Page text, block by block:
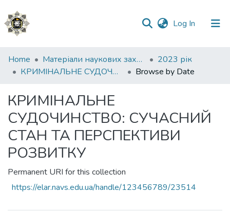
Log In (current)
Communities
&
All of DSpace
Home Матеріали наукових заходів
2023 рік
КРИМІНАЛЬНЕ СУДОЧИНСТВО: СУЧАСНИЙ СТАН ТА ПЕРСПЕКТИВИ РОЗВИТКУ
Browse by Date
КРИМІНАЛЬНЕ
СУДОЧИНСТВО: СУЧАСНИЙ
СТАН ТА ПЕРСПЕКТИВИ
РОЗВИТКУ
Permanent URI for this collection
https://elar.navs.edu.ua/handle/123456789/23514